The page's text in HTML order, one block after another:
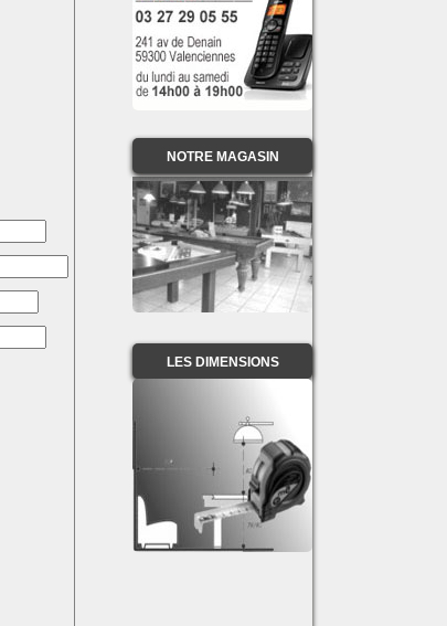
NOTRE MAGASIN
LES DIMENSIONS